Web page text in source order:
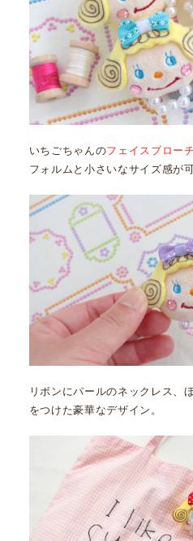
いちごちゃんのフェイスブローチ
フォルムと小さいなサイズ感が
リボンにパールのネックレス、
をつけた豪華なデザイン。